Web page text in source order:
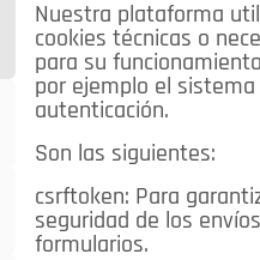
Regístrese ¿Olvidó su
Bicicletas Deportes
Electrodomésticos
Nuestra plataforma
cookies técnicas o
para su
por ejemplo el sistema
autenticación.
Son las siguientes:
csrftoken: Para
seguridad de los
formularios.